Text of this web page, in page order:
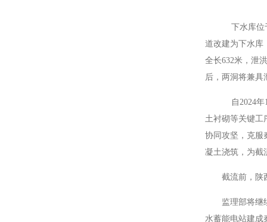
下水库位
道改建为下水库
全长632米，泄
后，两洞将兼具
自2024年
土衬砌等关键工
协同攻坚，克服
凝土浇筑，为截
截流前，陕
监理部将继
水蓄能电站建成